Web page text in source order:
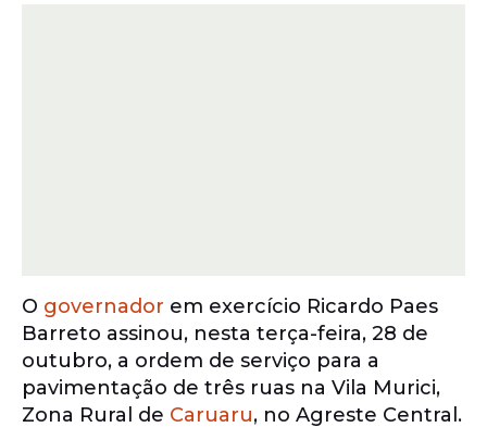
O governador em exercício Ricardo Paes
Barreto assinou, nesta terça-feira, 28 de
outubro, a ordem de serviço para a
pavimentação de três ruas na Vila Murici,
Zona Rural de Caruaru, no Agreste Central.